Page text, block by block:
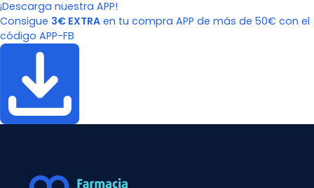
¡Descarga nuestra APP!
Consigue 3€ EXTRA en tu compra APP de más de 50€ con el
código APP-FB